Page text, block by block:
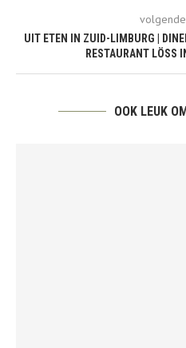
UIT ETEN IN ZUID-LIMBURG |
RESTAURANT LÖSS
OOK LEUK